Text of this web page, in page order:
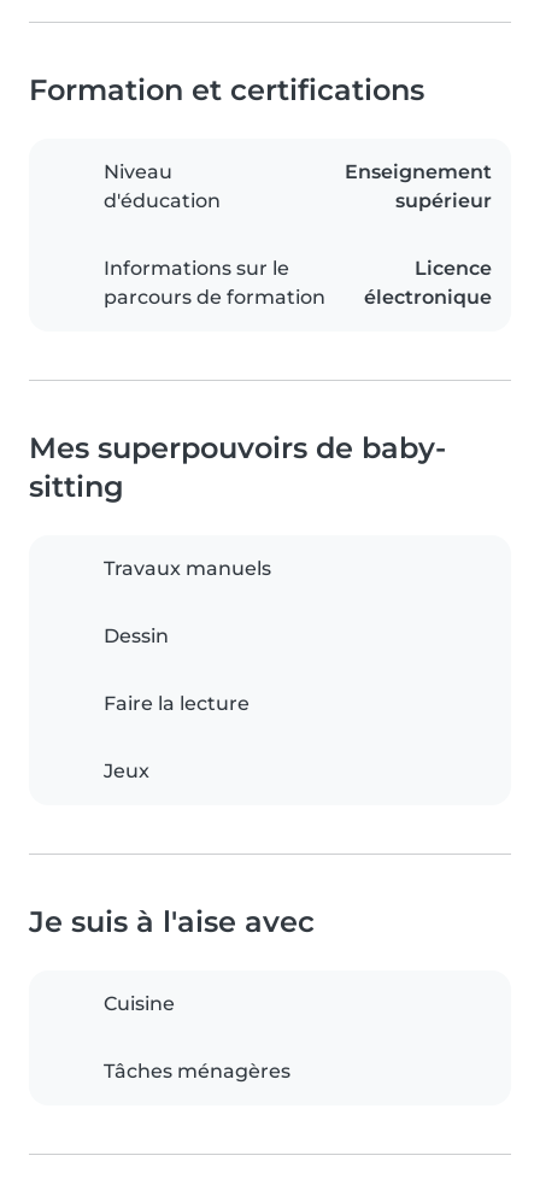
Formation et certifications
Niveau
d'éducation
Enseignement
supérieur
Informations sur le
parcours de formation
Licence
électronique
Mes superpouvoirs de baby-
sitting
Travaux manuels
Dessin
Faire la lecture
Jeux
Je suis à l'aise avec
Cuisine
Tâches ménagères